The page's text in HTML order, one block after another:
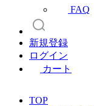
FAQ
新規登録
ログイン
カート
TOP